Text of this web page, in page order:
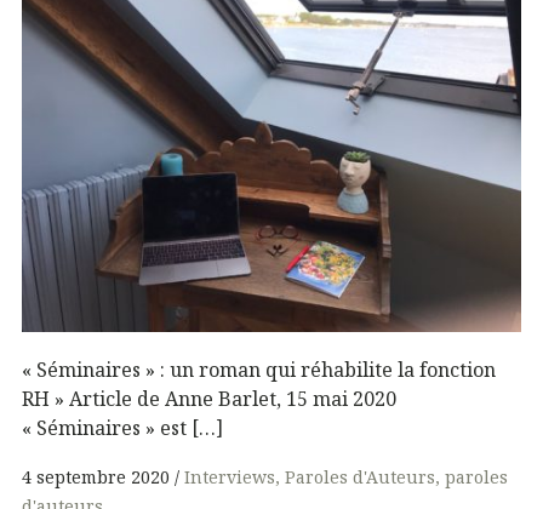
« Séminaires » : un roman qui réhabilite la fonction
RH » Article de Anne Barlet, 15 mai 2020
« Séminaires » est […]
4 septembre 2020 Interviews Paroles d'Auteurs paroles